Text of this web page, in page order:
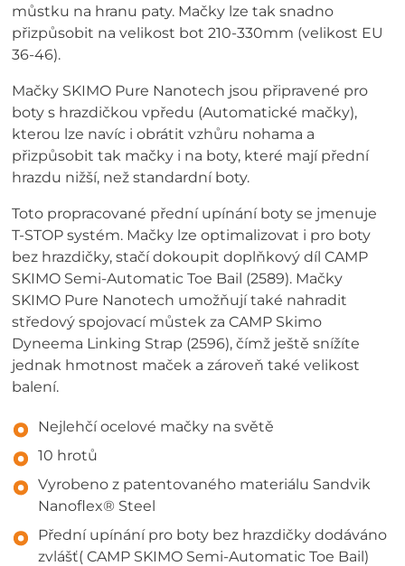
můstku na hranu paty. Mačky lze tak snadno
přizpůsobit na velikost bot 210-330mm (velikost EU
36-46).
Mačky SKIMO Pure Nanotech jsou připravené pro
boty s hrazdičkou vpředu (Automatické mačky),
kterou lze navíc i obrátit vzhůru nohama a
přizpůsobit tak mačky i na boty, které mají přední
hrazdu nižší, než standardní boty.
Toto propracované přední upínání boty se jmenuje
T-STOP systém. Mačky lze optimalizovat i pro boty
bez hrazdičky, stačí dokoupit doplňkový díl CAMP
SKIMO Semi-Automatic Toe Bail (2589). Mačky
SKIMO Pure Nanotech umožňují také nahradit
středový spojovací můstek za CAMP Skimo
Dyneema Linking Strap (2596), čímž ještě snížíte
jednak hmotnost maček a zároveň také velikost
balení.
Nejlehčí ocelové mačky na světě
10 hrotů
Vyrobeno z patentovaného materiálu Sandvik
Nanoflex® Steel
Přední upínání pro boty bez hrazdičky dodáváno
zvlášť( CAMP SKIMO Semi-Automatic Toe Bail)